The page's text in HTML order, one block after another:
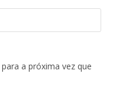
a próxima vez que